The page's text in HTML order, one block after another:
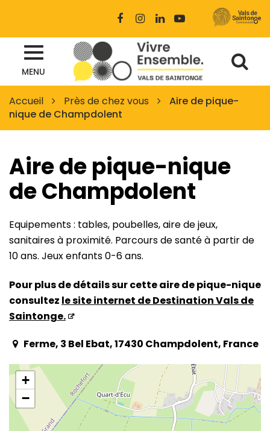
Lien
compte
Facebook
Lien
le
compte
Instagram
Lien
le
compte
Linkedin
chaîne
Youtube
MENU Site
officiel
des
Vals
de
Saintonge
à
Accueil Près de chez vous
Aire de pique-
nique de Champdolent
Aire de pique-nique
de Champdolent
Equipements : tables, poubelles, aire de jeux,
sanitaires à proximité. Parcours de santé à partir de
10 ans. Jeux enfants 0-6 ans.
Pour plus de détails sur cette aire de pique-nique
consultez le site internet de Destination Vals de
Saintonge.
Ferme, 3 Bel Ebat, 17430 Champdolent, France
+
−